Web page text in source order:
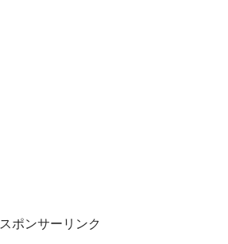
スポンサーリンク